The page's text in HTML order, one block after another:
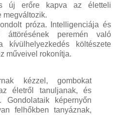
új erőre kapva az életteli
megváltozik.
próza. Intelligenciája és
áttörésének peremén való
kívülhelyezkedés költészete
műveivel rokonítja.
kézzel, gombokat
életről tanuljanak, és
Gondolataik képernyőn
felhőkben tanyáznak,